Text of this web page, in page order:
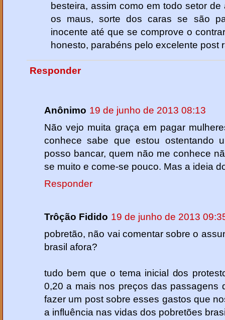
besteira, assim como em todo setor
os maus, sorte dos caras se são
inocente até que se comprove o
honesto, parabéns pelo excelente post
Responder
Anônimo 19 de junho de 2013 08:13
Não vejo muita graça em pagar
conhece sabe que estou ostentando
posso bancar, quem não me conhece
se muito e come-se pouco. Mas a ideia
Responder
Trôção Fidido 19 de junho de 2013
pobretão, não vai comentar sobre o
brasil afora?
tudo bem que o tema inicial dos
0,20 a mais nos preços das passagens
fazer um post sobre esses gastos que
a influência nas vidas dos pobretões